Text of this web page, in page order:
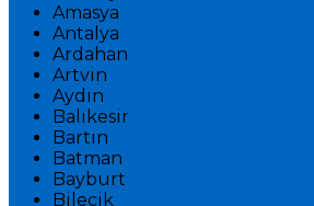
Amasya
Antalya
Ardahan
Artvin
Aydın
Balıkesir
Bartın
Batman
Bayburt
Bilecik